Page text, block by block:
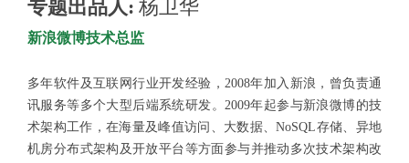
专题出品人: 杨卫华
新浪微博技术总监
多年软件及互联网行业开发经验，2008年加入新浪，曾负责通
讯服务等多个大型后端系统研发。2009年起参与新浪微博的技
术架构工作，在海量及峰值访问、大数据、NoSQL存储、异地
机房分布式架构及开放平台等方面参与并推动多次技术架构改